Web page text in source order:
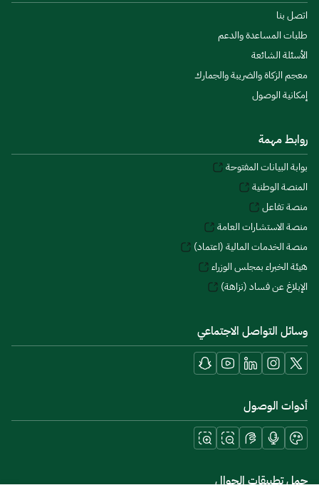
اتصل بنا
طلبات المساعدة والدعم
الأسئلة الشائعة
معجم الزكاة والضريبة والجمارك
إمكانية الوصول
روابط مهمة
بوابة البيانات المفتوحة
المنصة الوطنية
منصة تفاعل
منصة الاستشارات العامة
منصة الخدمات المالية (اعتماد)
هيئة الخبراء بمجلس الوزراء
الإبلاغ عن فساد (نزاهة)
وسائل التواصل الاجتماعي
أدوات الوصول
حمل تطبيقات الجوال